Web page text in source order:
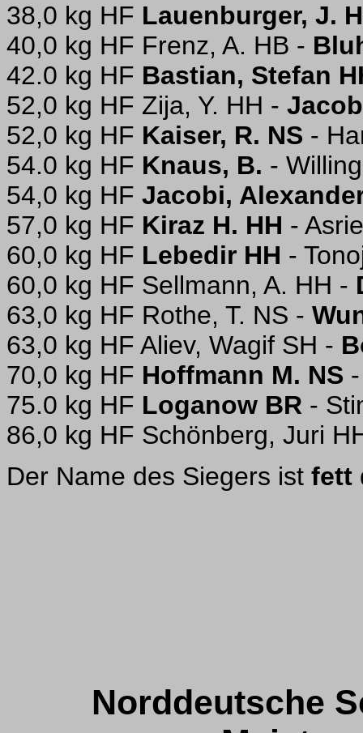
38,0 kg HF Lauenburger, J.
40,0 kg HF Frenz, A. HB -
42.0 kg HF Bastian, Stefan
52,0 kg HF Zija, Y. HH -
52,0 kg HF Kaiser, R. NS -
54.0 kg HF Knaus, B. -
54,0 kg HF Jacobi,
57,0 kg HF Kiraz H. HH -
60,0 kg HF Lebedir HH -
60,0 kg HF Sellmann, A. HH -
63,0 kg HF Rothe, T. NS -
63,0 kg HF Aliev, Wagif SH -
70,0 kg HF Hoffmann M. NS
75.0 kg HF Loganow BR -
86,0 kg HF Schönberg, Juri
Der Name des Siegers ist fett
Norddeutsche